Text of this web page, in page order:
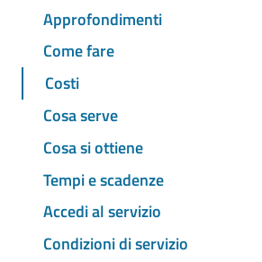
Approfondimenti
Come fare
Costi
Cosa serve
Cosa si ottiene
Tempi e scadenze
Accedi al servizio
Condizioni di servizio